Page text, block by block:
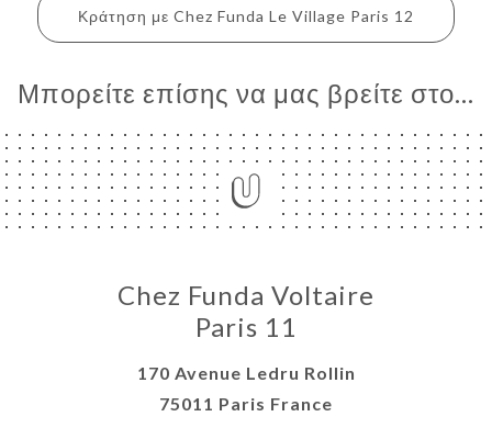
Κράτηση με Chez Funda Le Village Paris 12
Μπορείτε επίσης να μας βρείτε στο...
Chez Funda Voltaire
Paris 11
170 Avenue Ledru Rollin
75011 Paris France